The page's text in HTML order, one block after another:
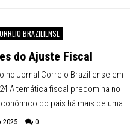
BRAZILIENSE
do Ajuste Fiscal
no Jornal Correio Braziliense em
A temática fiscal predomina no
do país há mais de uma…
2025 0